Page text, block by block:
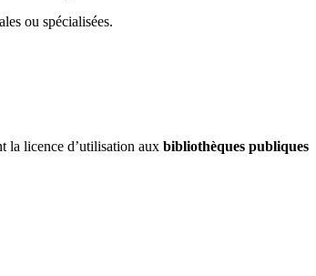
ou spécialisées.
la licence d’utilisation aux bibliothèques publiques